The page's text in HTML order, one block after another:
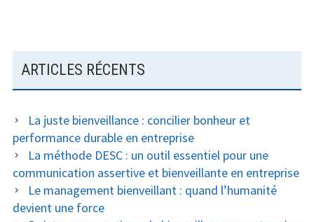
ARTICLES RÉCENTS
La juste bienveillance : concilier bonheur et
performance durable en entreprise
La méthode DESC : un outil essentiel pour une
communication assertive et bienveillante en entreprise
Le management bienveillant : quand l’humanité
devient une force